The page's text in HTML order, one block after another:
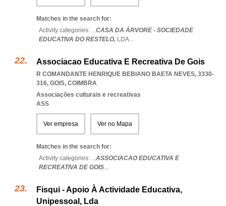
Matches in the search for:
Activity categories: ...CASA DA ÁRVORE - SOCIEDADE
EDUCATIVA DO RESTELO, LDA...
Associacao Educativa E Recreativa De Gois
R COMANDANTE HENRIQUE BEBIANO BAETA NEVES, 3330-
316, GOIS, COIMBRA
Associações culturais e recreativas
ASS
Ver empresa Ver no Mapa
Matches in the search for:
Activity categories: ...ASSOCIACAO EDUCATIVA E
RECREATIVA DE GOIS...
Fisqui - Apoio À Actividade Educativa,
Unipessoal, Lda